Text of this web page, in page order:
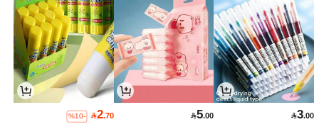
3.00
5.00
2.70
%10-